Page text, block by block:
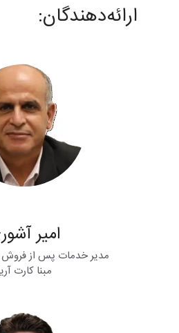
ارائه‌دهندگان:
امیر
مدیر خدمات پس از فروش
مبنا کارت